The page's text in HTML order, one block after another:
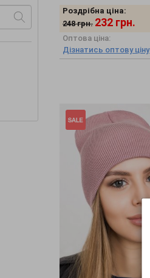
Роздрібна ціна:
248 грн. 232 грн.
Оптова ціна:
Дізнатись оптову ціну